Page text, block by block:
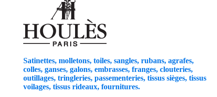
Satinettes, molletons, toiles, sangles, rubans, agrafes,
colles, ganses, galons, embrasses, franges, clouteries,
outillages, tringleries, passementeries, tissus sièges, tissus
voilages, tissus rideaux, fournitures.